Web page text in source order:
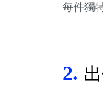
每件獨
2.